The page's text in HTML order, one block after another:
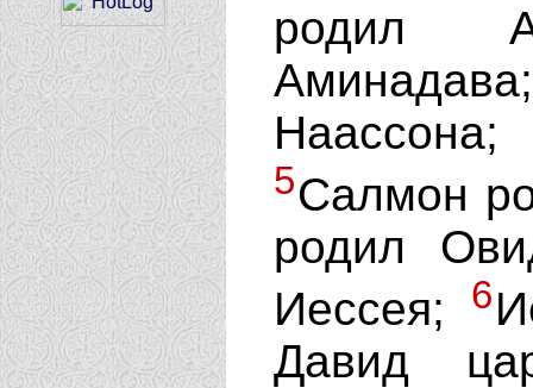
родил
5Салмон
родил
Иессея;
6
Давид